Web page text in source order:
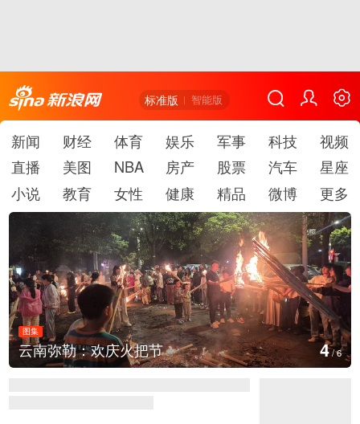
标准版 智能版
新闻 财经 体育 娱乐 军事 科技
视频
直播
美图 NBA 房产 股票 汽车
星座
小说
教育 女性 健康 精品 微博 更多
图集
云南弥勒：欢庆火把节 5/6